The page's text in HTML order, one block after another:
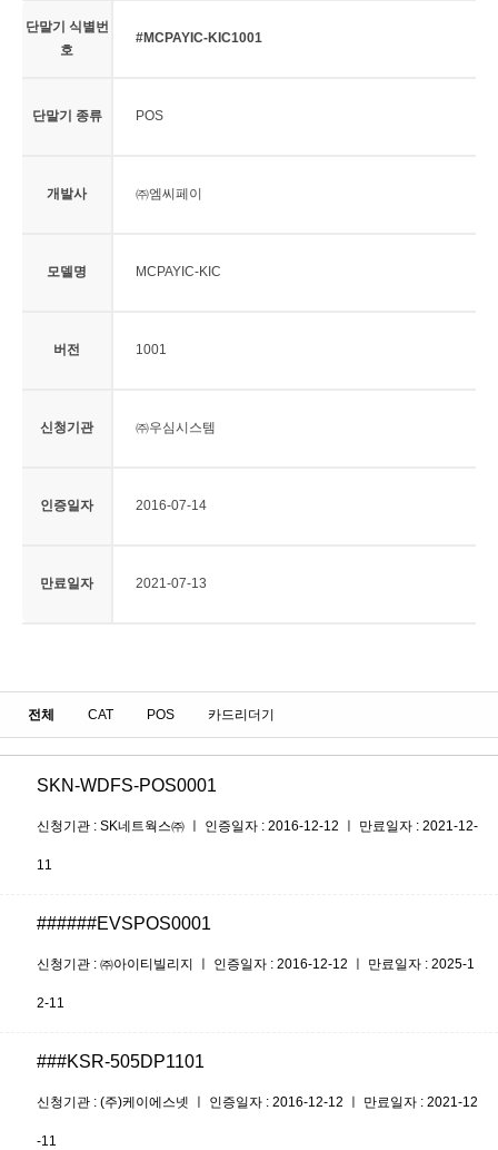
단말기 식별번
호
#MCPAYIC-KIC1001
단말기 종류 POS
개발사 ㈜엠씨페이
모델명 MCPAYIC-KIC
버전 1001
신청기관 ㈜우심시스템
인증일자 2016-07-14
만료일자 2021-07-13
전체 CAT POS 카드리더기
SKN-WDFS-POS0001
신청기관 : SK네트웍스㈜ ㅣ 인증일자 : 2016-12-12 ㅣ 만료일자 : 2021-12-
11
######EVSPOS0001
신청기관 : ㈜아이티빌리지 ㅣ 인증일자 : 2016-12-12 ㅣ 만료일자 : 2025-1
2-11
###KSR-505DP1101
신청기관 : (주)케이에스넷 ㅣ 인증일자 : 2016-12-12 ㅣ 만료일자 : 2021-12
-11